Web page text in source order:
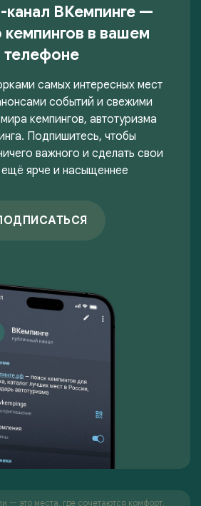
канал ВКемпинге —
кемпингов в вашем
телефоне
самых интересных мест
событий и свежими
кемпингов, автотуризма
Подпишитесь, чтобы
важного и сделать свои
ярче и насыщеннее
— это места, где сочетаются комфорт,